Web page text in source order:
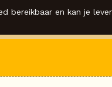
bereikbaar en kan je